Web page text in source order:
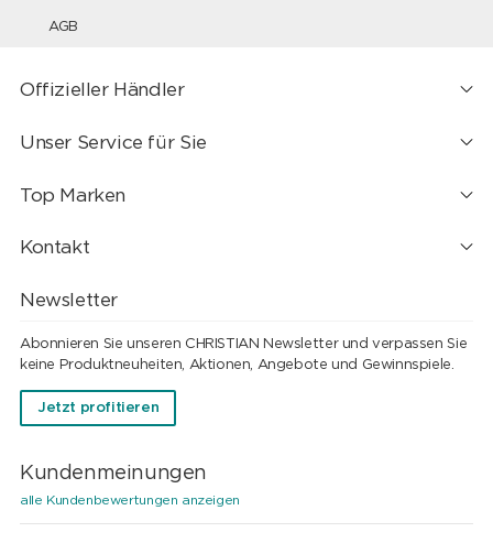
AGB
Offizieller Händler
Unser Service für Sie
Top Marken
Kontakt
Newsletter
Abonnieren Sie unseren CHRISTIAN Newsletter und verpassen Sie
keine Produktneuheiten, Aktionen, Angebote und Gewinnspiele.
Jetzt profitieren
Kundenmeinungen
alle Kundenbewertungen anzeigen